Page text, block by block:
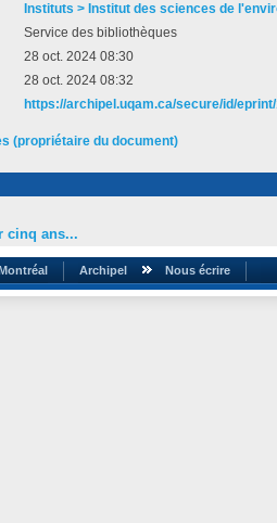
Instituts > Institut des sciences de
Service des bibliothèques
28 oct. 2024 08:30
28 oct. 2024 08:32
https://archipel.uqam.ca/secure/id/
(propriétaire du document)
cinq ans...
Archipel Nous écrire